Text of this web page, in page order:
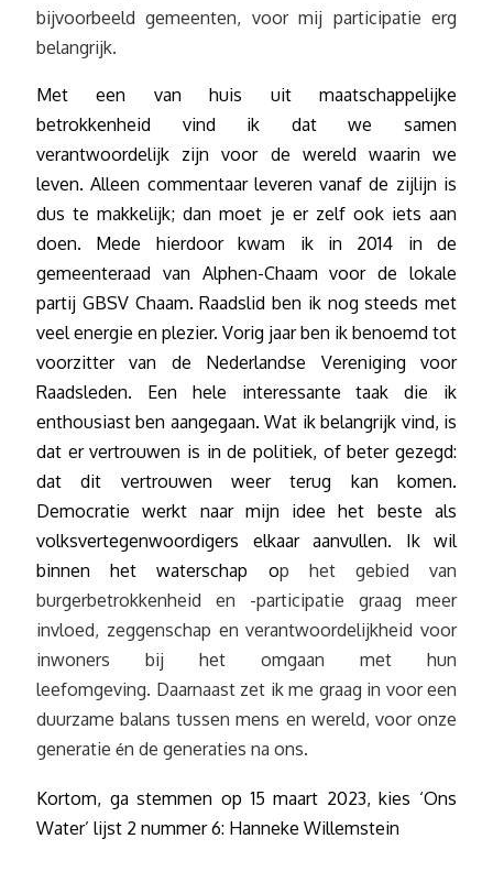
bijvoorbeeld gemeenten, voor mij participatie erg
belangrijk.
Met een van huis uit maatschappelijke
betrokkenheid vind ik dat we samen
verantwoordelijk zijn voor de wereld waarin we
leven. Alleen commentaar leveren vanaf de zijlijn is
dus te makkelijk; dan moet je er zelf ook iets aan
doen. Mede hierdoor kwam ik in 2014 in de
gemeenteraad van Alphen-Chaam voor de lokale
partij GBSV Chaam. Raadslid ben ik nog steeds met
veel energie en plezier. Vorig jaar ben ik benoemd tot
voorzitter van de Nederlandse Vereniging voor
Raadsleden. Een hele interessante taak die ik
enthousiast ben aangegaan. Wat ik belangrijk vind, is
dat er vertrouwen is in de politiek, of beter gezegd:
dat dit vertrouwen weer terug kan komen.
Democratie werkt naar mijn idee het beste als
volksvertegenwoordigers elkaar aanvullen. Ik wil
binnen het waterschap op het gebied van
burgerbetrokkenheid en -participatie graag meer
invloed, zeggenschap en verantwoordelijkheid voor
inwoners bij het omgaan met hun
leefomgeving. Daarnaast zet ik me graag in voor een
duurzame balans tussen mens en wereld, voor onze
generatie én de generaties na ons.
Kortom, ga stemmen op 15 maart 2023, kies ‘Ons
Water’ lijst 2 nummer 6: Hanneke Willemstein